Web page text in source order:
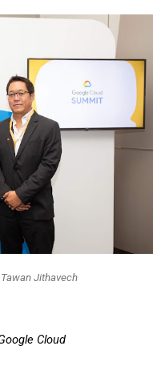
Jithavech
Cloud